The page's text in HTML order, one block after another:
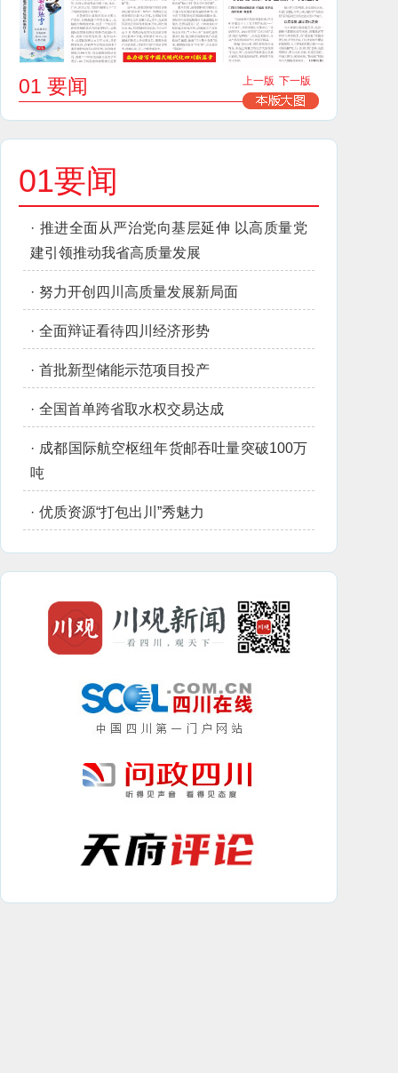
01 要闻 上一版 下一版
01要闻
· 推进全面从严治党向基层延伸 以高质量党
建引领推动我省高质量发展
· 努力开创四川高质量发展新局面
· 全面辩证看待四川经济形势
· 首批新型储能示范项目投产
· 全国首单跨省取水权交易达成
· 成都国际航空枢纽年货邮吞吐量突破100万
吨
· 优质资源“打包出川”秀魅力